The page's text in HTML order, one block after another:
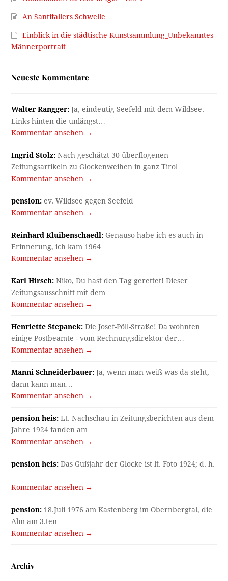
An Santifallers Schwelle
Einblick in die städtische Kunstsammlung_Unbekanntes
Männerportrait
Neueste Kommentare
Walter Rangger: Ja, eindeutig Seefeld mit dem Wildsee.
Links hinten die unlängst…
Kommentar ansehen →
Ingrid Stolz: Nach geschätzt 30 überflogenen
Zeitungsartikeln zu Glockenweihen in ganz Tirol…
Kommentar ansehen →
pension: ev. Wildsee gegen Seefeld
Kommentar ansehen →
Reinhard Kluibenschaedl: Genauso habe ich es auch in
Erinnerung, ich kam 1964…
Kommentar ansehen →
Karl Hirsch: Niko, Du hast den Tag gerettet! Dieser
Zeitungsausschnitt mit dem…
Kommentar ansehen →
Henriette Stepanek: Die Josef-Pöll-Straße! Da wohnten
einige Postbeamte - vom Rechnungsdirektor der…
Kommentar ansehen →
Manni Schneiderbauer: Ja, wenn man weiß was da steht,
dann kann man…
Kommentar ansehen →
pension heis: Lt. Nachschau in Zeitungsberichten aus dem
Jahre 1924 fanden am…
Kommentar ansehen →
pension heis: Das Gußjahr der Glocke ist lt. Foto 1924; d. h.
Kommentar ansehen →
pension: 18.Juli 1976 am Kastenberg im Obernbergtal, die
Alm am 3.ten…
Kommentar ansehen →
Archiv